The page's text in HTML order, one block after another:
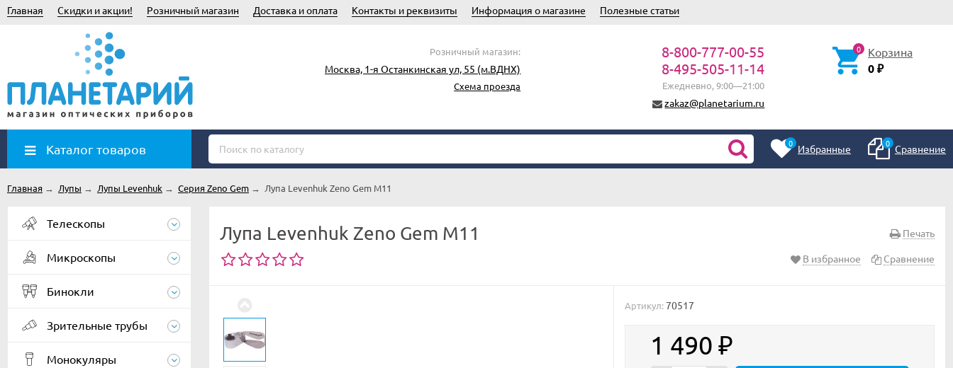
Главная Скидки и акции! Розничный магазин Доставка и оплата Контакты и реквизиты Информация о магазине Полезные статьи
Розничный магазин:
Москва, 1-я Останкинская ул, 55 (м.ВДНХ)
Схема проезда
8-800-777-00-55
8-495-505-11-14
Ежедневно, 9:00—21:00
zakaz@planetarium.ru
0 Корзина
0 ₽
Каталог товаров 0 Избранные 0 Сравнение
Главная → Лупы → Лупы Levenhuk → Серия Zeno Gem → Лупа Levenhuk Zeno Gem M11
Телескопы
Микроскопы
Бинокли
Зрительные трубы
Монокуляры
Печать
Лупа Levenhuk Zeno Gem M11
В избранное Сравнение
Артикул: 70517
1 490 ₽